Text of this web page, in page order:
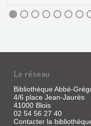
1934
Grands
de
France)
VIEUX
LOGIS
DE
TOURAINE
Le réseau
Bibliothèque Abbé-
4/6 place Jean-Jaurès
41000 Blois
02 54 56 27 40
Contacter la